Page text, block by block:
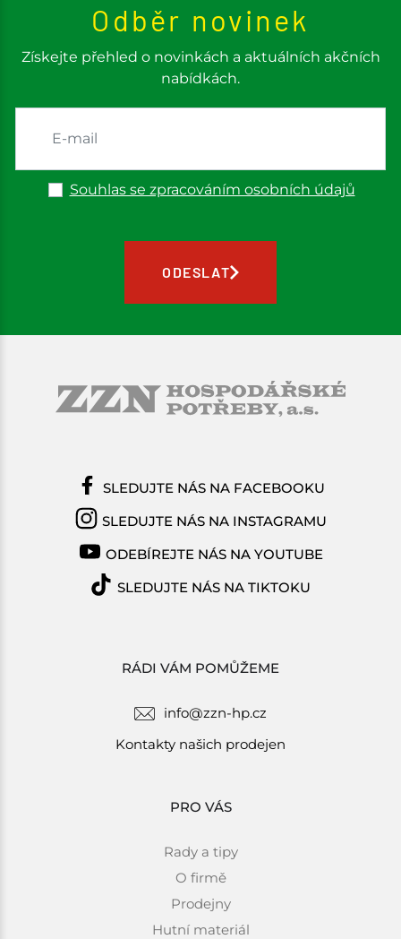
Odběr novinek
Získejte přehled o novinkách a aktuálních akčních
nabídkách.
Souhlas se zpracováním osobních údajů
ODESLAT
RÁDI VÁM POMŮŽEME
info@zzn-hp.cz
Kontakty našich prodejen
PRO VÁS
Rady a tipy
O firmě
Prodejny
Hutní materiál
SLEDUJTE NÁS NA FACEBOOKU
SLEDUJTE NÁS NA INSTAGRAMU
ODEBÍREJTE NÁS NA YOUTUBE
SLEDUJTE NÁS NA TIKTOKU